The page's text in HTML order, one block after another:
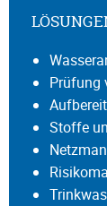
Prüfung
Stoffe